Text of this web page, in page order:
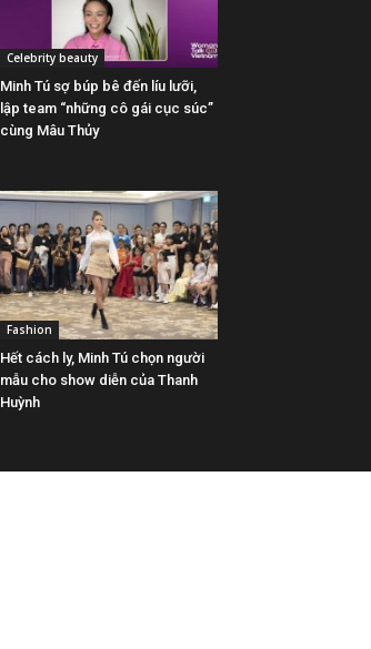
Celebrity beauty
Minh Tú sợ búp bê đến líu lưỡi,
lập team “những cô gái cục súc”
cùng Mâu Thủy
Fashion
Hết cách ly, Minh Tú chọn người
mẫu cho show diễn của Thanh
Huỳnh